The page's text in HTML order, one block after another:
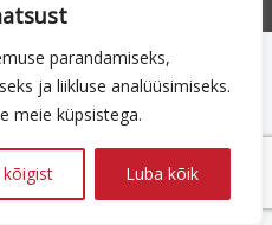
parandamiseks,
ja liikluse analüüsimiseks.
meie küpsistega.
kõigist Luba kõik